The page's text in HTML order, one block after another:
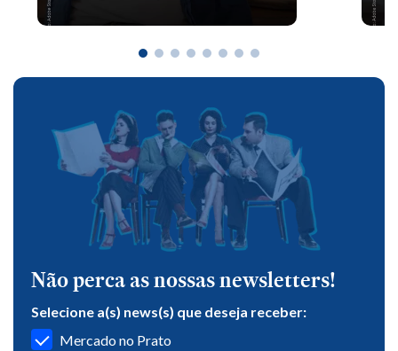
Não perca as nossas newsletters!
Selecione a(s) news(s) que deseja receber:
Mercado no Prato